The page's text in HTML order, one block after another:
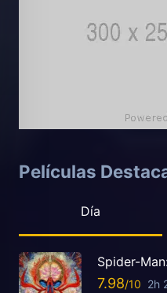
Películas
Día
Spider-
7.98 2h